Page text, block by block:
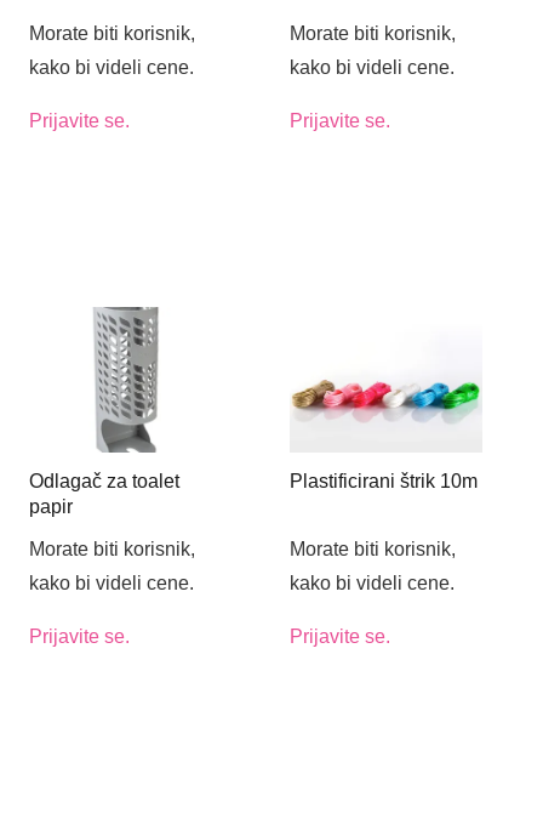
Morate biti korisnik,
kako bi videli cene.
Prijavite se.
Morate biti korisnik,
kako bi videli cene.
Prijavite se.
Odlagač za toalet
papir
Morate biti korisnik,
kako bi videli cene.
Prijavite se.
Plastificirani štrik 10m
Morate biti korisnik,
kako bi videli cene.
Prijavite se.